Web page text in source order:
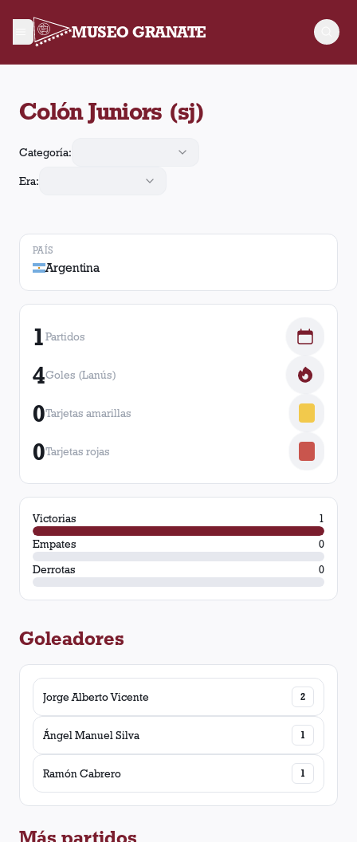
MUSEO GRANATE
Colón Juniors (sj)
Categoría:
Era:
PAÍS
Argentina
1Partidos
4Goles (Lanús)
0Tarjetas amarillas
0Tarjetas rojas
Victorias
1
Empates
0
Derrotas
0
Goleadores
Jorge Alberto Vicente 2
Ángel Manuel Silva 1
Ramón Cabrero 1